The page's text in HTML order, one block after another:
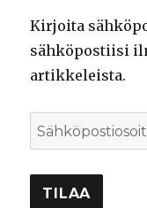
Kirjoita
sähköpostiisi
artikkeleista.
TILAA